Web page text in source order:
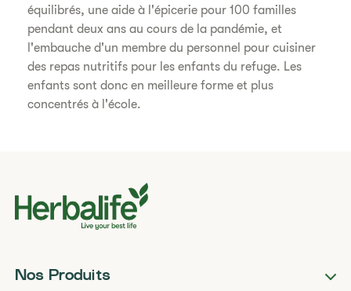
équilibrés, une aide à l'épicerie pour 100 familles
pendant deux ans au cours de la pandémie, et
l'embauche d'un membre du personnel pour cuisiner
des repas nutritifs pour les enfants du refuge. Les
enfants sont donc en meilleure forme et plus
concentrés à l'école.
Nos Produits